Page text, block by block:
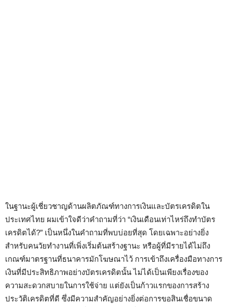
ในฐานะผู้เชี่ยวชาญด้านผลิตภัณฑ์ทางการเงินและบัตรเครดิตใน
ประเทศไทย ผมเข้าใจดีว่าคำถามที่ว่า “เงินเดือนเท่าไหร่ถึงทำบัตร
เครดิตได้?” เป็นหนึ่งในคำถามที่พบบ่อยที่สุด โดยเฉพาะอย่างยิ่ง
สำหรับคนวัยทำงานที่เพิ่งเริ่มต้นสร้างฐานะ หรือผู้ที่มีรายได้ไม่ถึง
เกณฑ์มาตรฐานที่ธนาคารมักโฆษณาไว้ การเข้าถึงเครื่องมือทางการ
เงินที่มีประสิทธิภาพอย่างบัตรเครดิตนั้น ไม่ได้เป็นเพียงเรื่องของ
ความสะดวกสบายในการใช้จ่าย แต่ยังเป็นก้าวแรกของการสร้าง
ประวัติเครดิตที่ดี ซึ่งมีความสำคัญอย่างยิ่งต่อการขอสินเชื่อขนาด